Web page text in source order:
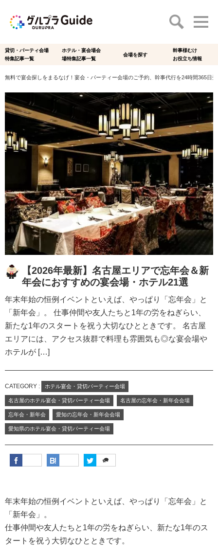
貸切・パーティ会場
特集記事一覧
ホテル・宴会場会
場特集記事一覧
会場を探す
幹事様むけ
お役立ち情報
無料で宴会探しをまるなげ！宴会・パーティー会場のご予約、幹事代行を24時間365日
【2026年最新】名古屋エリアで忘年会＆新
年会におすすめの宴会場・ホテル21選
年末年始の恒例イベントといえば、やっぱり「忘年会」と
「新年会」。 仕事仲間や友人たちと1年の労をねぎらい、
新たな1年のスタートを祝う大切なひとときです。 名古屋
エリアには、アクセス抜群で料理も雰囲気も◎な宴会場や
ホテルが […]
CATEGORY : ホテル宴会・貸切パーティー会場
名古屋のホテル宴会・貸切パーティー会場 名古屋の忘年会・新年会会場
忘年会・新年会 愛知の忘年会・新年会会場
愛知県のホテル宴会・貸切パーティー会場
年末年始の恒例イベントといえば、やっぱり「忘年会」と
「新年会」。
仕事仲間や友人たちと1年の労をねぎらい、新たな1年のス
タートを祝う大切なひとときです。